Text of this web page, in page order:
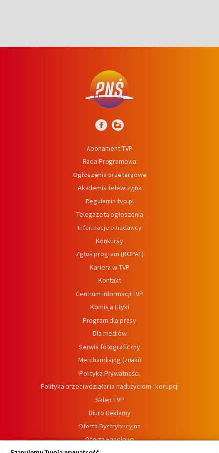
Abonament TVP
Rada Programowa
Ogłoszenia przetargowe
Akademia Telewizyjna
Regulamin tvp.pl
Telegazeta ogłoszenia
Informacje o nadawcy
Konkursy
Zgłoś program (ROPAT)
Kariera w TVP
Kontakt
Centrum informacji TVP
Komisja Etyki
Program dla prasy
Dla mediów
Serwis fotograficzny
Merchandising (znaki)
Polityka Prywatności
Polityka przeciwdziałania nadużyciom i korupcji
Sklep TVP
Biuro Reklamy
Oferta Dystrybucyjna
Oferta Handlowa